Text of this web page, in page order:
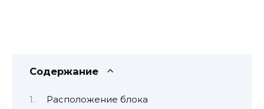
Содержание
Расположение блока